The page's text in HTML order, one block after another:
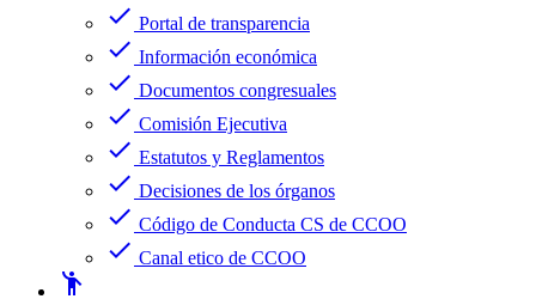
check Portal de transparencia
check Información económica
check Documentos congresuales
check Comisión Ejecutiva
check Estatutos y Reglamentos
check Decisiones de los órganos
check Código de Conducta CS de CCOO
check Canal etico de CCOO
emoji_people